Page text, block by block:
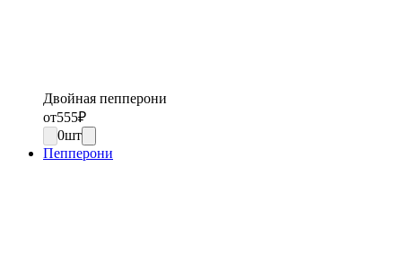
Двойная пепперони
от555₽
0шт
Пепперони